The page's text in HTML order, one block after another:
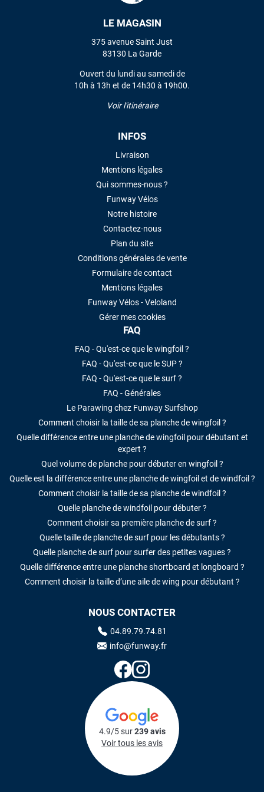
LE MAGASIN
375 avenue Saint Just
83130 La Garde
Ouvert du lundi au samedi de
10h à 13h et de 14h30 à 19h00.
Voir l'itinéraire
INFOS
Livraison
Mentions légales
Qui sommes-nous ?
Funway Vélos
Notre histoire
Contactez-nous
Plan du site
Conditions générales de vente
Formulaire de contact
Mentions légales
Funway Vélos - Veloland
Gérer mes cookies
FAQ
FAQ - Qu'est-ce que le wingfoil ?
FAQ - Qu'est-ce que le SUP ?
FAQ - Qu'est-ce que le surf ?
FAQ - Générales
Le Parawing chez Funway Surfshop
Comment choisir la taille de sa planche de wingfoil ?
Quelle différence entre une planche de wingfoil pour débutant et
expert ?
Quel volume de planche pour débuter en wingfoil ?
Quelle est la différence entre une planche de wingfoil et de windfoil ?
Comment choisir la taille de sa planche de windfoil ?
Quelle planche de windfoil pour débuter ?
Comment choisir sa première planche de surf ?
Quelle taille de planche de surf pour les débutants ?
Quelle planche de surf pour surfer des petites vagues ?
Quelle différence entre une planche shortboard et longboard ?
Comment choisir la taille d’une aile de wing pour débutant ?
NOUS CONTACTER
04.89.79.74.81
info@funway.fr
4.9/5 sur239 avis
Voir tous les avis
VOIR TOUS LES AVIS
LAISSER UN AVIS